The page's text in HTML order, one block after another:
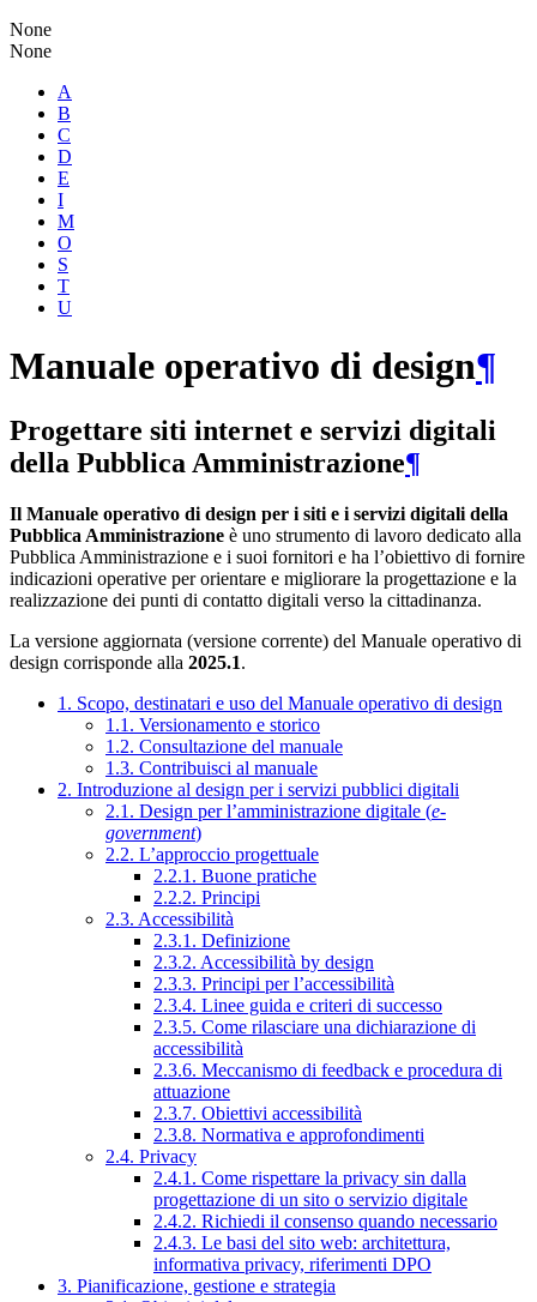
None
None
A
B
C
D
E
I
M
O
S
T
U
Manuale operativo di design¶
Progettare siti internet e servizi digitali
della Pubblica Amministrazione¶
Il Manuale operativo di design per i siti e i servizi digitali della
Pubblica Amministrazione è uno strumento di lavoro dedicato alla
Pubblica Amministrazione e i suoi fornitori e ha l’obiettivo di fornire
indicazioni operative per orientare e migliorare la progettazione e la
realizzazione dei punti di contatto digitali verso la cittadinanza.
La versione aggiornata (versione corrente) del Manuale operativo di
design corrisponde alla 2025.1.
1. Scopo, destinatari e uso del Manuale operativo di design
1.1. Versionamento e storico
1.2. Consultazione del manuale
1.3. Contribuisci al manuale
2. Introduzione al design per i servizi pubblici digitali
2.1. Design per l’amministrazione digitale (e-
government)
2.2. L’approccio progettuale
2.2.1. Buone pratiche
2.2.2. Principi
2.3. Accessibilità
2.3.1. Definizione
2.3.2. Accessibilità by design
2.3.3. Principi per l’accessibilità
2.3.4. Linee guida e criteri di successo
2.3.5. Come rilasciare una dichiarazione di
accessibilità
2.3.6. Meccanismo di feedback e procedura di
attuazione
2.3.7. Obiettivi accessibilità
2.3.8. Normativa e approfondimenti
2.4. Privacy
2.4.1. Come rispettare la privacy sin dalla
progettazione di un sito o servizio digitale
2.4.2. Richiedi il consenso quando necessario
2.4.3. Le basi del sito web: architettura,
informativa privacy, riferimenti DPO
3. Pianificazione, gestione e strategia